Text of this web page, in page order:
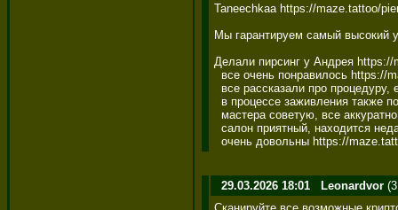
Taneechkaa https://maze.tattoo/
Мы гарантируем самый высокий
Делали пирсинг у Андрея
все очень понравилось https://
все рассказали про процедуру,
в процессе заживления также
мастера советую, все
салон приятный, находится
очень довольны https://
29.03.2026 18:01 Leonardvor
Сканируйте все возможные